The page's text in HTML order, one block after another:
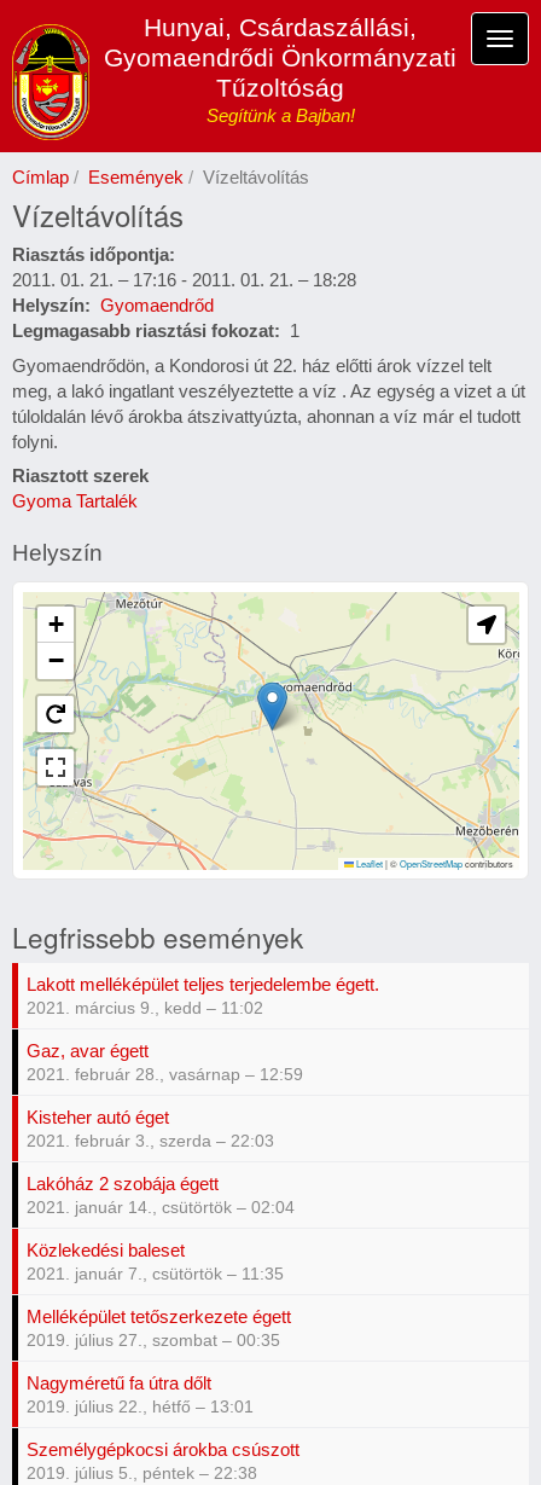
tartalomra
Hunyai, Csárdaszállási,
Gyomaendrődi Önkormányzati
Tűzoltóság
Segítünk a Bajban!
Címlap Események Vízeltávolítás
Vízeltávolítás
Riasztás időpontja
2011. 01. 21. – 17:16 - 2011. 01. 21. – 18:28
Helyszín
Gyomaendrőd
Legmagasabb riasztási fokozat
1
Gyomaendrődön, a Kondorosi út 22. ház előtti árok vízzel telt
meg, a lakó ingatlant veszélyeztette a víz . Az egység a vizet a út
túloldalán lévő árokba átszivattyúzta, ahonnan a víz már el tudott
folyni.
Riasztott szerek
Gyoma Tartalék
Helyszín
+
−
Leaflet |©OpenStreetMapcontributors
Legfrissebb események
Lakott melléképület teljes terjedelembe égett.
2021. március 9., kedd – 11:02
Gaz, avar égett
2021. február 28., vasárnap – 12:59
Kisteher autó éget
2021. február 3., szerda – 22:03
Lakóház 2 szobája égett
2021. január 14., csütörtök – 02:04
Közlekedési baleset
2021. január 7., csütörtök – 11:35
Melléképület tetőszerkezete égett
2019. július 27., szombat – 00:35
Nagyméretű fa útra dőlt
2019. július 22., hétfő – 13:01
Személygépkocsi árokba csúszott
2019. július 5., péntek – 22:38